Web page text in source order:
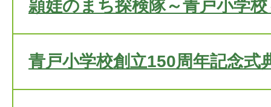
頴娃のまち探検隊～青戸小学校
青戸小学校創立150周年記念式